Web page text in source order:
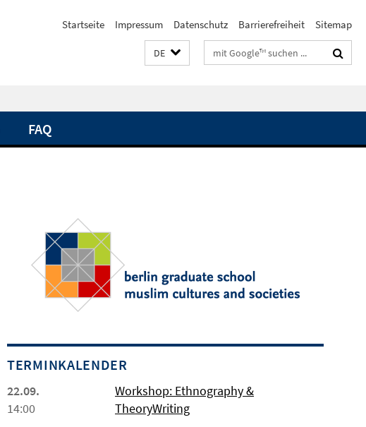
Startseite Impressum Datenschutz Barrierefreiheit Sitemap
DE Suchbegriffe
FAQ
TERMINKALENDER
22.09.
14:00
Workshop: Ethnography &
TheoryWriting